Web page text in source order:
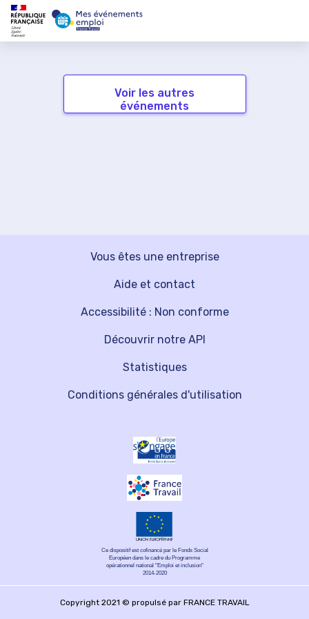
Voir les autres
événements
Vous êtes une entreprise
Découvrir notre API
Aide et contact
Statistiques
Accessibilité : Non conforme
Conditions générales d'utilisation
Ce dispositif est cofinancé par le Fonds Social
Européen dans le cadre du Programme
opérationnel national "Emploi et inclusion"
2014-2020
Copyright 2021 © propulsé par FRANCE TRAVAIL